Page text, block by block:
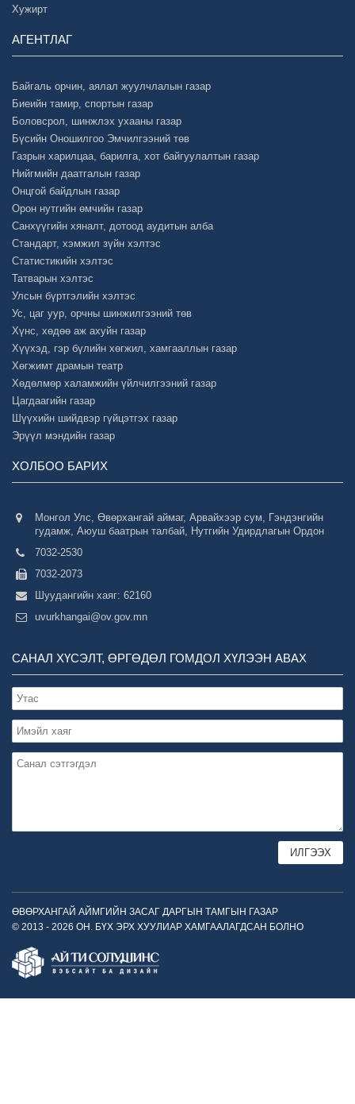
Хужирт
АГЕНТЛАГ
Байгаль орчин, аялал жуулчлалын газар
Биеийн тамир, спортын газар
Боловсрол, шинжлэх ухааны газар
Бүсийн Оношилгоо Эмчилгээний төв
Газрын харилцаа, барилга, хот байгуулалтын газар
Нийгмийн даатгалын газар
Онцгой байдлын газар
Орон нутгийн өмчийн газар
Санхүүгийн хяналт, дотоод аудитын алба
Стандарт, хэмжил зүйн хэлтэс
Статистикийн хэлтэс
Татварын хэлтэс
Улсын бүртгэлийн хэлтэс
Ус, цаг уур, орчны шинжилгээний төв
Хүнс, хөдөө аж ахуйн газар
Хүүхэд, гэр бүлийн хөгжил, хамгааллын газар
Хөгжимт драмын театр
Хөдөлмөр халамжийн үйлчилгээний газар
Цагдаагийн газар
Шүүхийн шийдвэр гүйцэтгэх газар
Эрүүл мэндийн газар
ХОЛБОО БАРИХ
Монгол Улс, Өвөрхангай аймаг, Арвайхээр сум, Гэндэнгийн
гудамж, Аюуш баатрын талбай, Нутгийн Удирдлагын Ордон
7032-2530
7032-2073
Шуудангийн хаяг: 62160
uvurkhangai@ov.gov.mn
САНАЛ ХҮСЭЛТ, ӨРГӨДӨЛ ГОМДОЛ ХҮЛЭЭН АВАХ
ӨВӨРХАНГАЙ АЙМГИЙН ЗАСАГ ДАРГЫН ТАМГЫН ГАЗАР
© 2013 - 2026 ОН. БҮХ ЭРХ ХУУЛИАР ХАМГААЛАГДСАН БОЛНО